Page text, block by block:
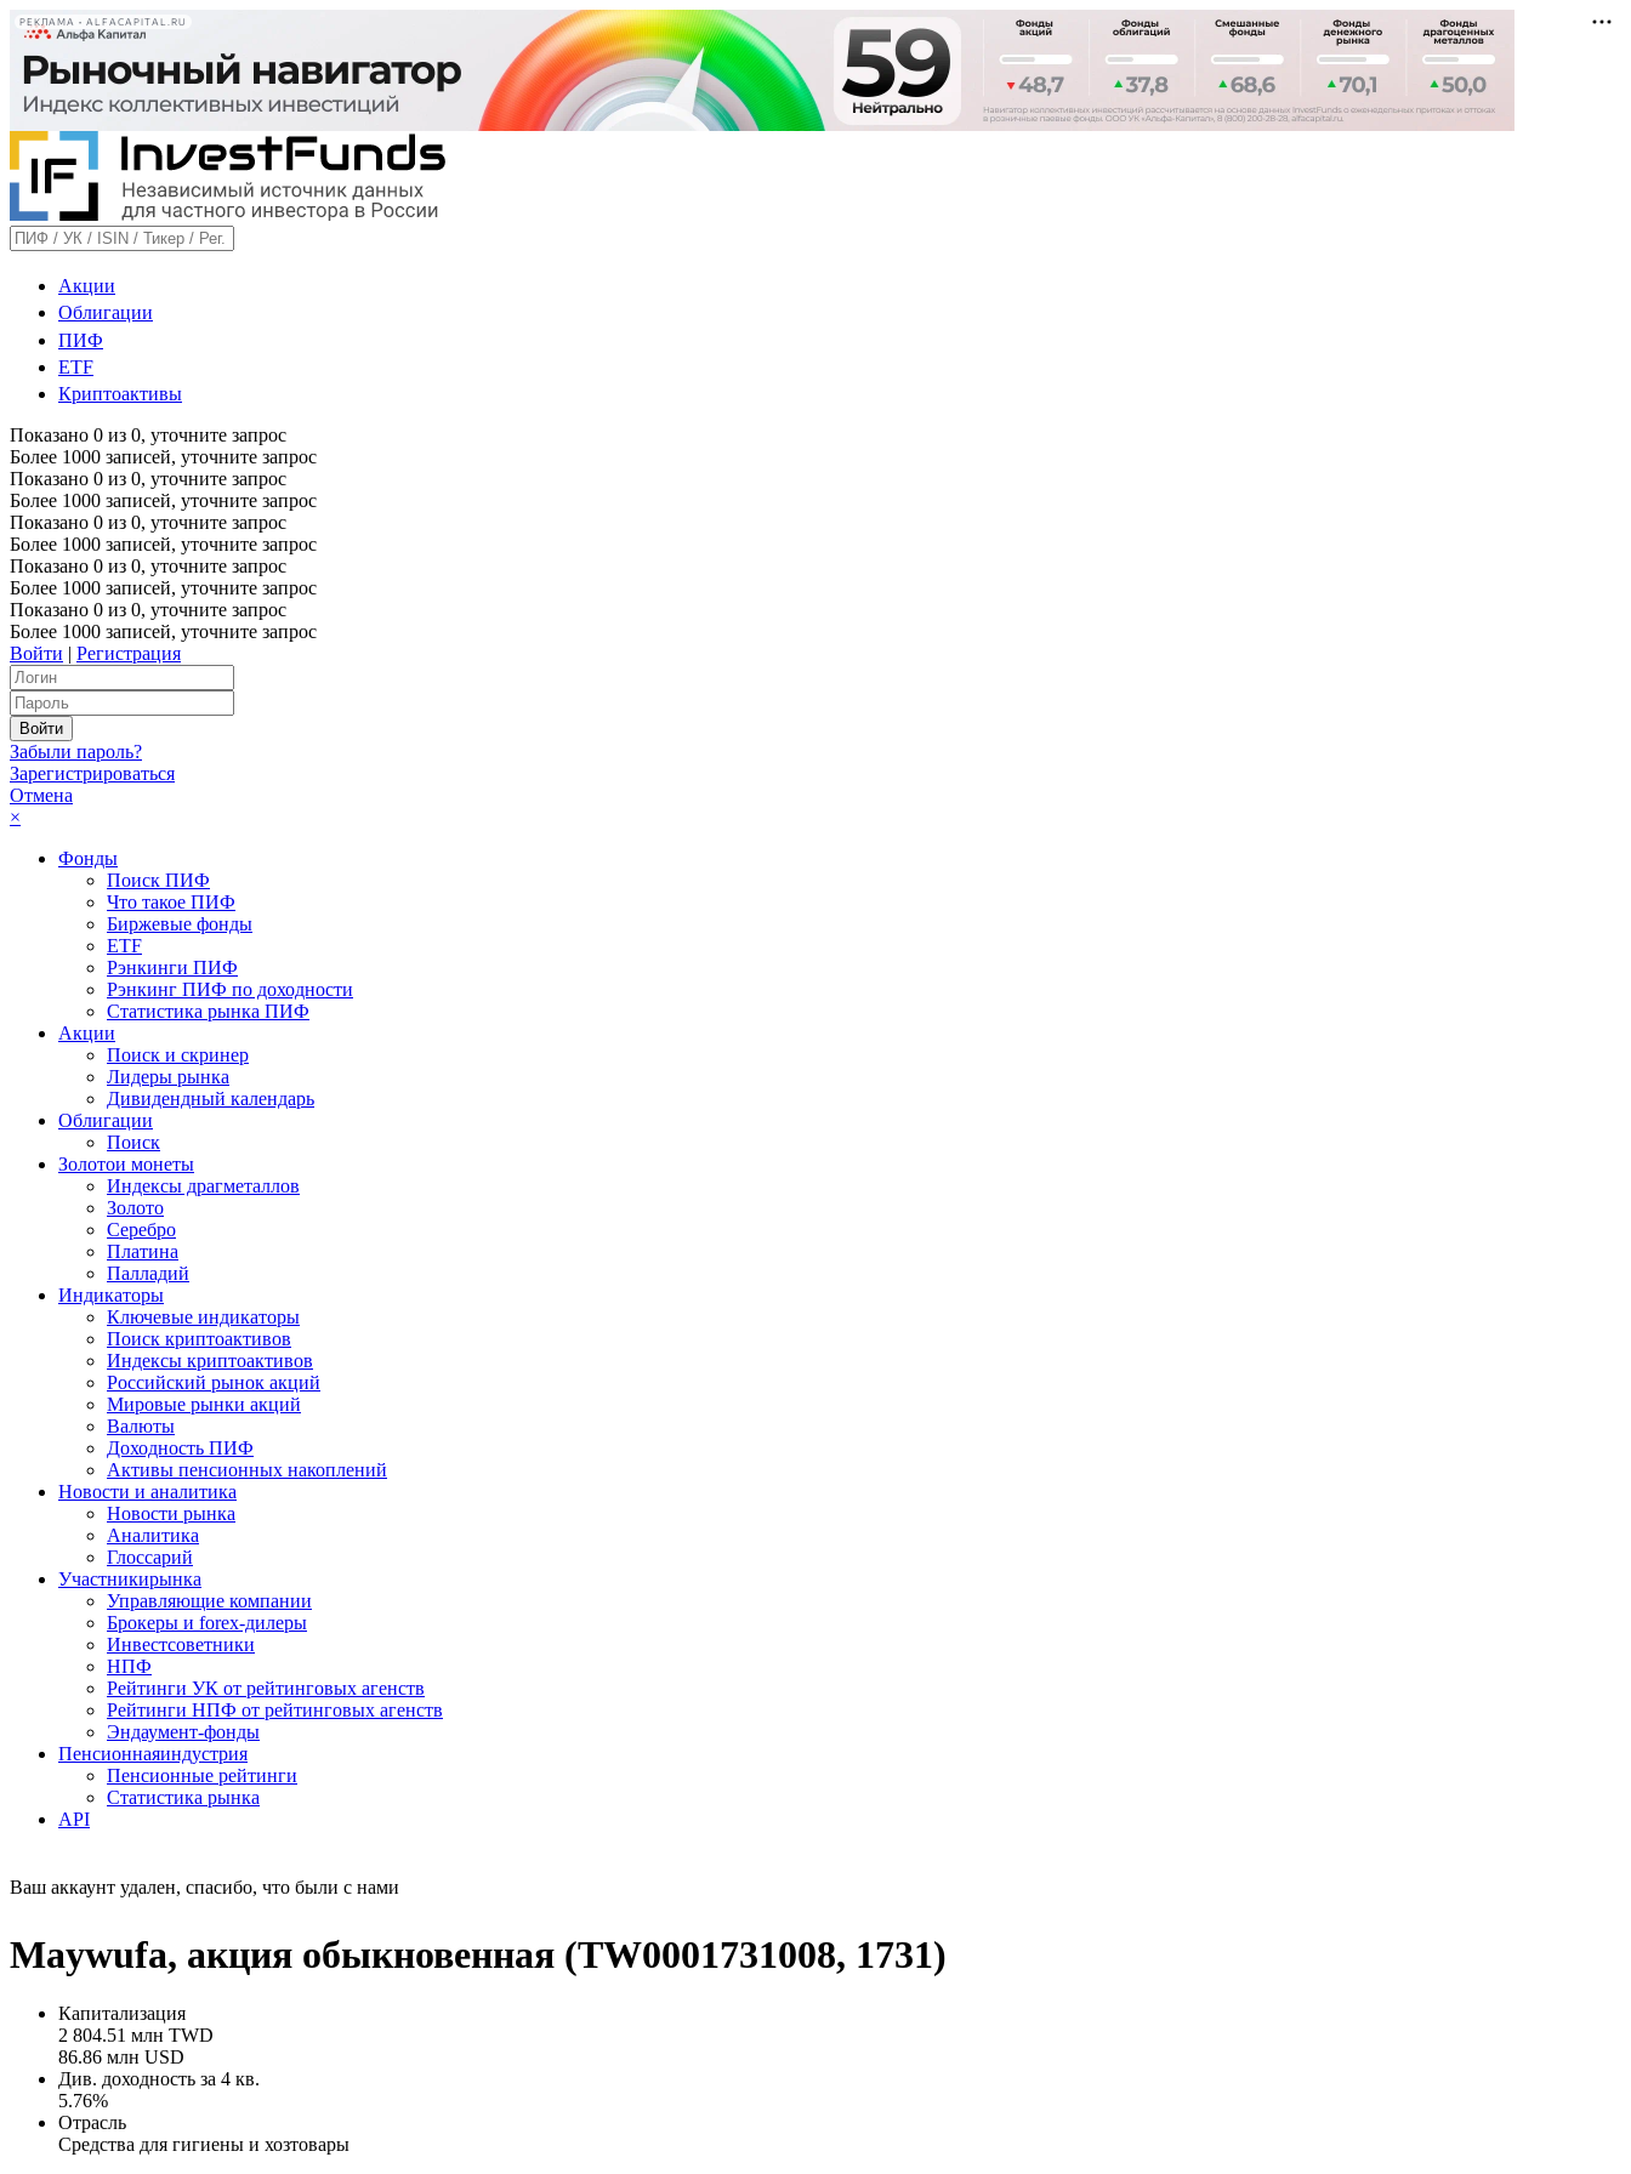
РЕКЛАМА • ALFACAPITAL.RU
Акции
Облигации
ПИФ
ETF
Криптоактивы
Показано 0 из 0, уточните запрос
Более 1000 записей, уточните запрос
Показано 0 из 0, уточните запрос
Более 1000 записей, уточните запрос
Показано 0 из 0, уточните запрос
Более 1000 записей, уточните запрос
Показано 0 из 0, уточните запрос
Более 1000 записей, уточните запрос
Показано 0 из 0, уточните запрос
Более 1000 записей, уточните запрос
Войти | Регистрация
Забыли пароль?
Зарегистрироваться
Отмена
×
Фонды
Поиск ПИФ
Что такое ПИФ
Биржевые фонды
ETF
Рэнкинги ПИФ
Рэнкинг ПИФ по доходности
Статистика рынка ПИФ
Акции
Поиск и скринер
Лидеры рынка
Дивидендный календарь
Облигации
Поиск
Золотои монеты
Индексы драгметаллов
Золото
Серебро
Платина
Палладий
Индикаторы
Ключевые индикаторы
Поиск криптоактивов
Индексы криптоактивов
Российский рынок акций
Мировые рынки акций
Валюты
Доходность ПИФ
Активы пенсионных накоплений
Новости и аналитика
Новости рынка
Аналитика
Глоссарий
Участникирынка
Управляющие компании
Брокеры и forex-дилеры
Инвестсоветники
НПФ
Рейтинги УК от рейтинговых агенств
Рейтинги НПФ от рейтинговых агенств
Эндаумент-фонды
Пенсионнаяиндустрия
Пенсионные рейтинги
Статистика рынка
API
Ваш аккаунт удален, спасибо, что были с нами
Maywufa, акция обыкновенная (TW0001731008, 1731)
Капитализация
2 804.51 млн TWD
86.86 млн USD
Див. доходность за 4 кв.
5.76%
Отрасль
Средства для гигиены и хозтовары